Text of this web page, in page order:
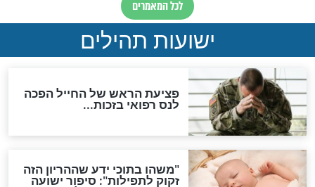
גזרות
סגולת ע"ב שמות הקודש